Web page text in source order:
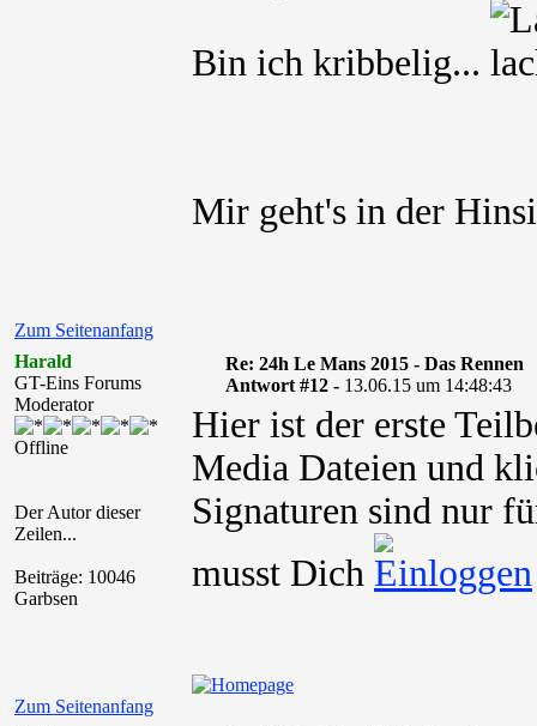
Bin ich kribbelig...
Mir geht's in der
Zum Seitenanfang
Harald
GT-Eins Forums
Moderator
Offline
Der Autor dieser
Zeilen...
Beiträge: 10046
Garbsen
Re: 24h Le Mans 2015 - Das Rennen
Antwort #12 - 13.06.15 um 14:48:43
Hier ist der erste
Media Dateien und
Signaturen sind nur
musst Dich
Zum Seitenanfang